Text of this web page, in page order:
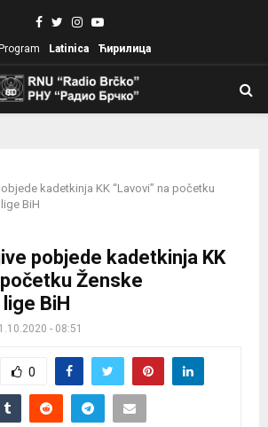
Facebook
TwitterInstagram
Youtube
Program Latinica Ћирилица
kadetkinja KK “Lavovi” na početku
BiH
pobjede kadetkinja KK
početku Ženske
BiH
- 08:51
0